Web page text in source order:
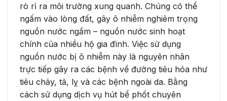
rò rỉ ra môi trường xung quanh. Chúng có thể
ngấm vào lòng đất, gây ô nhiễm nghiêm trọng
nguồn nước ngầm – nguồn nước sinh hoạt
chính của nhiều hộ gia đình. Việc sử dụng
nguồn nước bị ô nhiễm này là nguyên nhân
trực tiếp gây ra các bệnh về đường tiêu hóa như
tiêu chảy, tả, lỵ và các bệnh ngoài da. Bằng
cách sử dụng dịch vụ hút bể phốt chuyên